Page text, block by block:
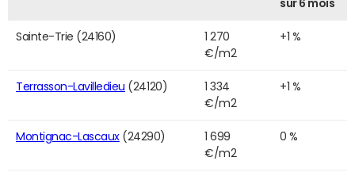
sur 6 mois
Sainte-Trie (24160)
1 270
€/m2
+1 %
Terrasson-Lavilledieu (24120)
1 334
€/m2
+1 %
Montignac-Lascaux(24290)
1 699
€/m2
0 %